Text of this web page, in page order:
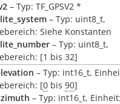
– Typ: TF_GPSV2 *
– Typ: uint8_t,
Siehe Konstanten
– Typ: uint8_t,
[1 bis 32]
– Typ: int16_t,
[0 bis 90]
– Typ: int16_t,